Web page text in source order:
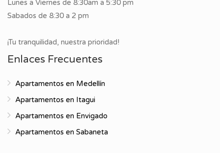
Lunes a Viernes de 8:30am a 5:30 pm
Sabados de 8:30 a 2 pm
¡Tu tranquilidad, nuestra prioridad!
Enlaces Frecuentes
Apartamentos en Medellín
Apartamentos en Itagui
Apartamentos en Envigado
Apartamentos en Sabaneta